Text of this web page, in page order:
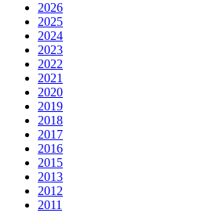
2026
2025
2024
2023
2022
2021
2020
2019
2018
2017
2016
2015
2013
2012
2011